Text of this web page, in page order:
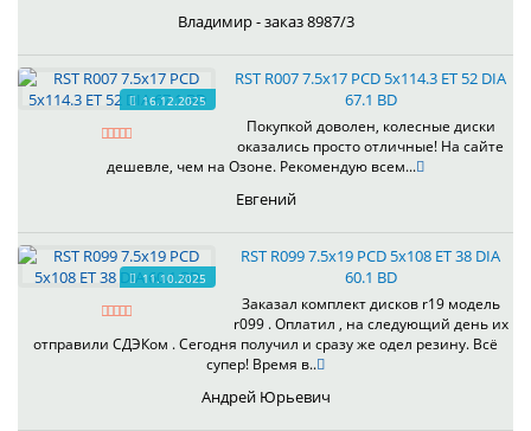
Владимир - заказ 8987/3
16.12.2025
RST R007 7.5x17 PCD 5x114.3 ET 52 DIA
67.1 BD
Покупкой доволен, колесные диски
оказались просто отличные! На сайте
дешевле, чем на Озоне. Рекомендую всем...
Евгений
11.10.2025
RST R099 7.5x19 PCD 5x108 ET 38 DIA
60.1 BD
Заказал комплект дисков r19 модель
r099 . Оплатил , на следующий день их
отправили СДЭКом . Сегодня получил и сразу же одел резину. Всё
супер! Время в..
Андрей Юрьевич